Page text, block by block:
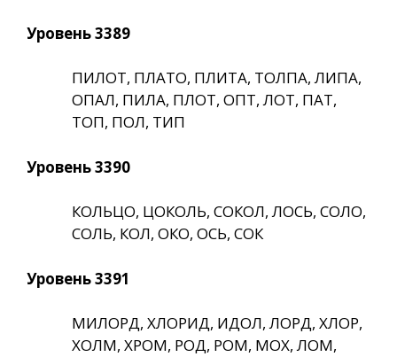
Уровень 3389
ПИЛОТ, ПЛАТО, ПЛИТА, ТОЛПА, ЛИПА,
ОПАЛ, ПИЛА, ПЛОТ, ОПТ, ЛОТ, ПАТ,
ТОП, ПОЛ, ТИП
Уровень 3390
КОЛЬЦО, ЦОКОЛЬ, СОКОЛ, ЛОСЬ, СОЛО,
СОЛЬ, КОЛ, ОКО, ОСЬ, СОК
Уровень 3391
МИЛОРД, ХЛОРИД, ИДОЛ, ЛОРД, ХЛОР,
ХОЛМ, ХРОМ, РОД, РОМ, МОХ, ЛОМ,